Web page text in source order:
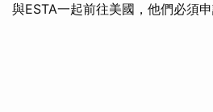
與ESTA一起前往美國，他們必須申